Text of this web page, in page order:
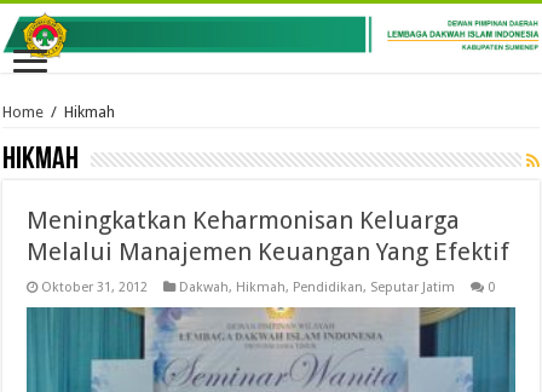
Home / Hikmah
Hikmah
Meningkatkan Keharmonisan Keluarga
Melalui Manajemen Keuangan Yang Efektif
Oktober 31, 2012 Dakwah, Hikmah, Pendidikan, Seputar Jatim 0